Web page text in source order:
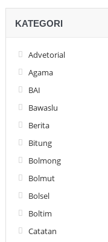
KATEGORI
Advetorial
Agama
BAI
Bawaslu
Berita
Bitung
Bolmong
Bolmut
Bolsel
Boltim
Catatan